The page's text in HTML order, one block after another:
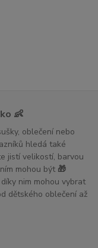
👶
oblečení nebo
hledá také
jistí velikostí, barvou
mohou být 🎁
díky nim mohou vybrat
dětského oblečení až